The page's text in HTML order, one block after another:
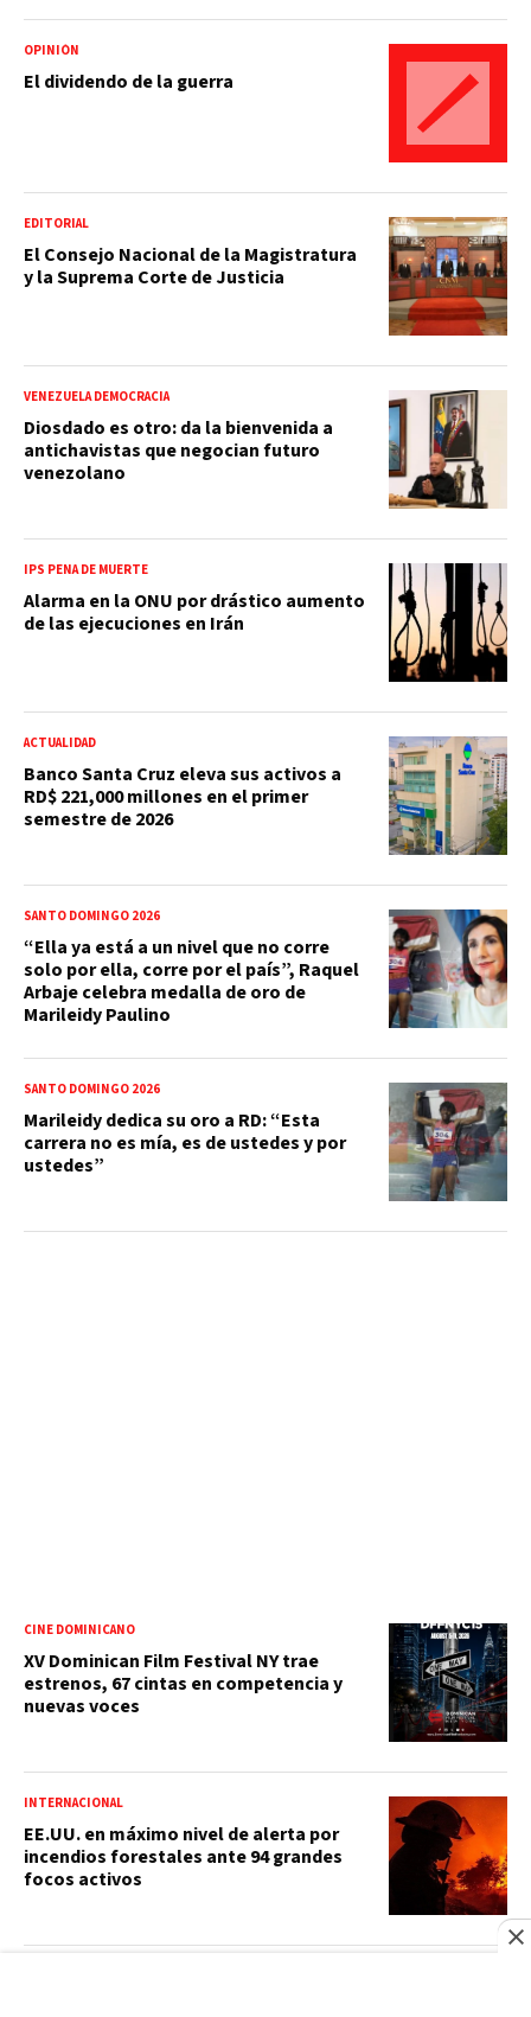
OPINIÓN
El dividendo de la guerra
EDITORIAL
El Consejo Nacional de la Magistratura
y la Suprema Corte de Justicia
VENEZUELA DEMOCRACIA
Diosdado es otro: da la bienvenida a
antichavistas que negocian futuro
venezolano
IPS PENA DE MUERTE
Alarma en la ONU por drástico aumento
de las ejecuciones en Irán
ACTUALIDAD
Banco Santa Cruz eleva sus activos a
RD$ 221,000 millones en el primer
semestre de 2026
SANTO DOMINGO 2026
“Ella ya está a un nivel que no corre
solo por ella, corre por el país”, Raquel
Arbaje celebra medalla de oro de
Marileidy Paulino
SANTO DOMINGO 2026
Marileidy dedica su oro a RD: “Esta
carrera no es mía, es de ustedes y por
ustedes”
CINE DOMINICANO
XV Dominican Film Festival NY trae
estrenos, 67 cintas en competencia y
nuevas voces
INTERNACIONAL
EE.UU. en máximo nivel de alerta por
incendios forestales ante 94 grandes
focos activos